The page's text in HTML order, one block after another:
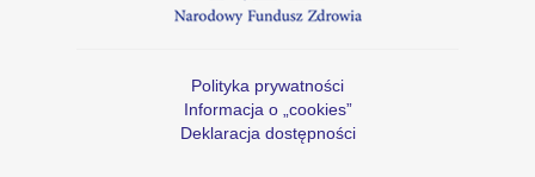
Polityka prywatności
Informacja o „cookies”
Deklaracja dostępności